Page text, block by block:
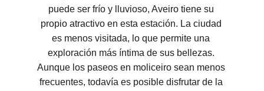
puede ser frío y lluvioso, Aveiro tiene su
propio atractivo en esta estación. La ciudad
es menos visitada, lo que permite una
exploración más íntima de sus bellezas.
Aunque los paseos en moliceiro sean menos
frecuentes, todavía es posible disfrutar de la